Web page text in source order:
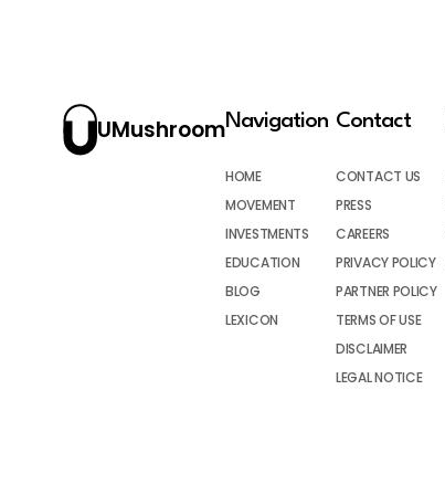
UMushroomNavigation
HOME
MOVEMENT
INVESTMENTS
EDUCATION
BLOG
LEXICON
Contact
CONTACT US
PRESS
CAREERS
PRIVACY POLICY
PARTNER POLICY
TERMS OF USE
DISCLAIMER
LEGAL NOTICE